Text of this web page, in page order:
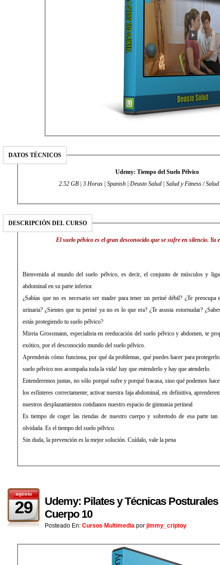
DATOS TÉCNICOS
Udemy: Tiempo del Suelo Pélvico
2.52 GB | 3 Horas | Spanish | Deusto Salud | Salud y Fitness /
DESCRIPCIÓN DEL CURSO
El suelo pélvico es el gran desconocido que se sufre en silencio. Ya
Bienvenida al mundo del suelo pélvico, es decir, el conjunto de músculos y
abdominal en su parte inferior.
¿Sabías que no es necesario ser madre para tener un periné débil? ¿Te preocupa
urinaria? ¿Sientes que tu periné ya no es lo que era? ¿Te asusta estornudar?
estás protegiendo tu suelo pélvico?
Mireia Grossmann, especialista en reeducación del suelo pélvico y abdomen, te
exótico, por el desconocido mundo del suelo pélvico.
Aprenderás cómo funciona, por qué da problemas, qué puedes hacer para
suelo pélvico nos acompaña toda la vida! hay que entenderlo y hay que atenderlo.
Entenderemos juntas, no sólo porqué sufre y porqué fracasa, sino qué podemos
los esfínteres correctamente; activar nuestra faja abdominal, en definitiva,
nuestros desplazamientos cotidianos nuestro espacio de gimnasia perineal
Es tiempo de coger las riendas de nuestro cuerpo y sobretodo de esa parte
olvidada. Es el tiempo del suelo pélvico.
Sin duda, la prevención es la mejor solución. Cuídalo, vale la pena
agosto
29
Udemy: Pilates y Técnicas Posturales
Cuerpo 10
Posteado En: Cursos Multimedia por jimmy_criptoy